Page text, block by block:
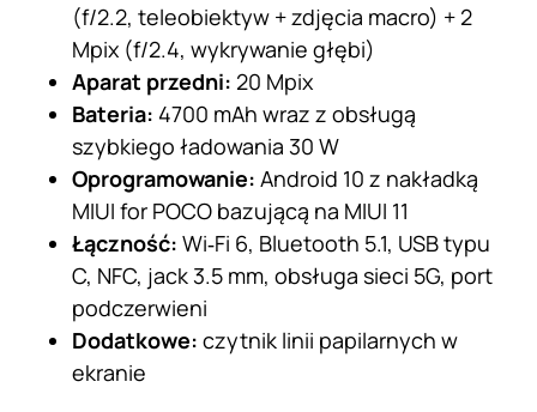
(f/2.2, teleobiektyw + zdjęcia macro) + 2
Mpix (f/2.4, wykrywanie głębi)
Aparat przedni: 20 Mpix
Bateria: 4700 mAh wraz z obsługą
szybkiego ładowania 30 W
Oprogramowanie: Android 10 z nakładką
MIUI for POCO bazującą na MIUI 11
Łączność: Wi‑Fi 6, Bluetooth 5.1, USB typu
C, NFC, jack 3.5 mm, obsługa sieci 5G, port
podczerwieni
Dodatkowe: czytnik linii papilarnych w
ekranie